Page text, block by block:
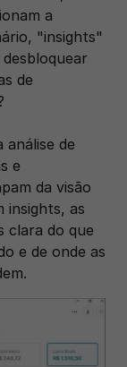
a
"insights"
de
de
e
da visão
insights, as
clara do que
e de onde as